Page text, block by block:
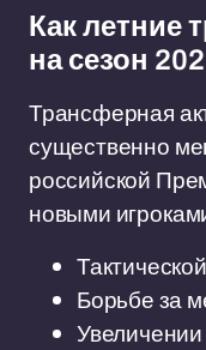
Как летние
на сезон
Трансферная
существенно
российской
новыми
Борьбе за